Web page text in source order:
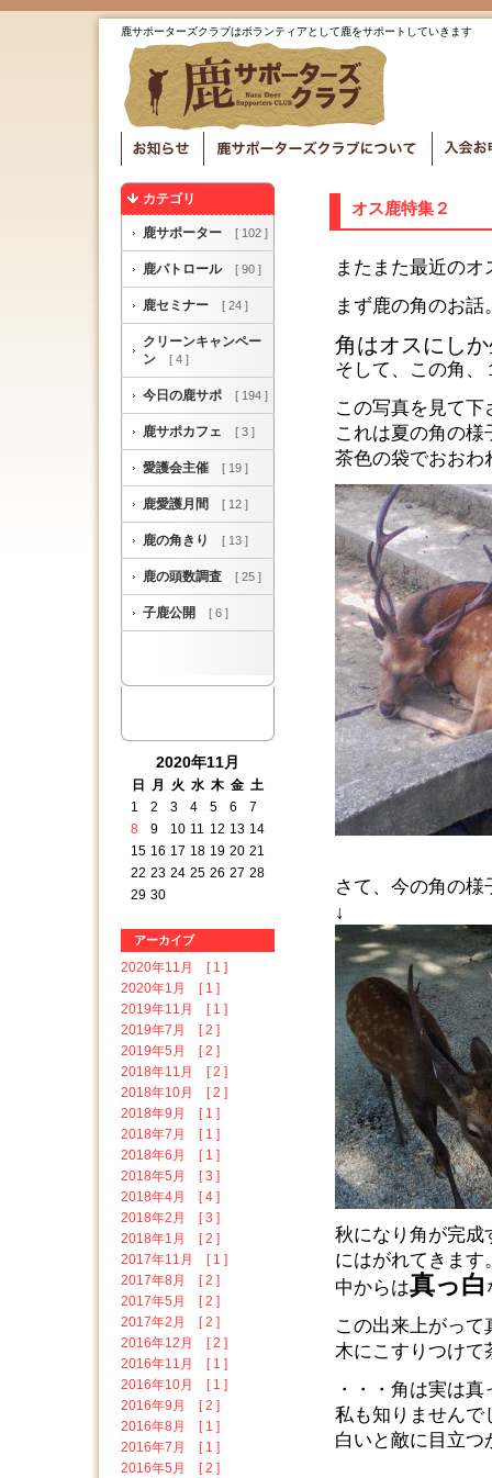
鹿サポーターズクラブはボランティアとして鹿をサポートしていきます
カテゴリ
鹿サポーター [ 102 ]
鹿パトロール [ 90 ]
鹿セミナー [ 24 ]
クリーンキャンペー
ン [ 4 ]
今日の鹿サポ [ 194 ]
鹿サポカフェ [ 3 ]
愛護会主催 [ 19 ]
鹿愛護月間 [ 12 ]
鹿の角きり [ 13 ]
鹿の頭数調査 [ 25 ]
子鹿公開 [ 6 ]
2020年11月
日 月 火 水 木 金 土
1
2 3 4 5 6
7
8
9 10 11 12 13 14
15 16 17 18 19 20 21
22 23 24 25 26 27 28
29 30
アーカイブ
2020年11月 [ 1 ]
2020年1月 [ 1 ]
2019年11月 [ 1 ]
2019年7月 [ 2 ]
2019年5月 [ 2 ]
2018年11月 [ 2 ]
2018年10月 [ 2 ]
2018年9月 [ 1 ]
2018年7月 [ 1 ]
2018年6月 [ 1 ]
2018年5月 [ 3 ]
2018年4月 [ 4 ]
2018年2月 [ 3 ]
2018年1月 [ 2 ]
2017年11月 [ 1 ]
2017年8月 [ 2 ]
2017年5月 [ 2 ]
2017年2月 [ 2 ]
2016年12月 [ 2 ]
2016年11月 [ 1 ]
2016年10月 [ 1 ]
2016年9月 [ 2 ]
2016年8月 [ 1 ]
2016年7月 [ 1 ]
2016年5月 [ 2 ]
オス鹿特集２
またまた最近の
まず鹿の角のお話
角はオスにし
そして、この角、
この写真を見て下
これは夏の角の様
茶色の袋でおおわ
さて、今の角の
↓
秋になり角が完成
にはがれてきます
中からは真っ白
この出来上がって
木にこすりつけて
・・・角は実は
私も知りませんで
白いと敵に目立つ